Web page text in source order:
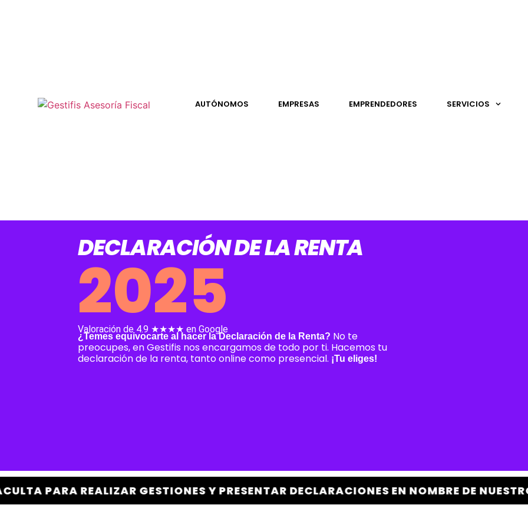
AUTÓNOMOS EMPRESAS EMPRENDEDORES SERVICIOS
GESTORÍA PARA HACER LA DECLARACIÓN DE LA RENTA 2025
DECLARACIÓN DE LA RENTA
2025
Valoración de 4.9 ★★★★ en Google
¿Temes equivocarte al hacer la Declaración de la Renta? No te
preocupes, en Gestifis nos encargamos de todo por ti. Hacemos tu
declaración de la renta, tanto online como presencial. ¡Tu eliges!
GESTIONES Y PRESENTAR DECLARACIONES EN NOMBRE DE NUESTROS CLIENTES